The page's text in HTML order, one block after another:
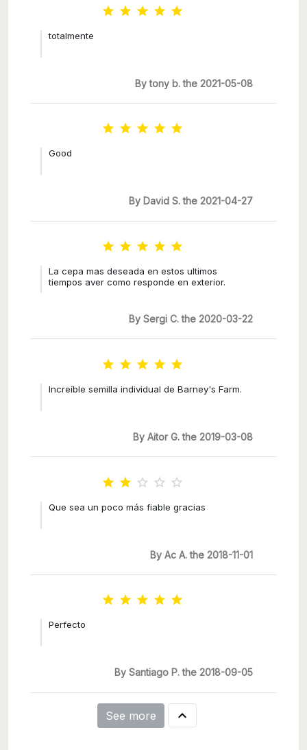
    
totalmente
By tony b. the 2021-05-08
    
Good
By David S. the 2021-04-27
    
La cepa mas deseada en estos ultimos
tiempos aver como responde en exterior.
By Sergi C. the 2020-03-22
    
Increíble semilla individual de Barney's Farm.
By Aitor G. the 2019-03-08
    
Que sea un poco más fiable gracias
By Ac A. the 2018-11-01
    
Perfecto
By Santiago P. the 2018-09-05
See more 